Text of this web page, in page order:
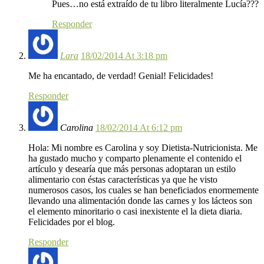
Pues…no está extraído de tu libro literalmente Lucía???
Responder
Lara 18/02/2014 At 3:18 pm
Me ha encantado, de verdad! Genial! Felicidades!
Responder
Carolina 18/02/2014 At 6:12 pm
Hola: Mi nombre es Carolina y soy Dietista-Nutricionista. Me
ha gustado mucho y comparto plenamente el contenido el
artículo y desearía que más personas adoptaran un estilo
alimentario con éstas características ya que he visto
numerosos casos, los cuales se han beneficiados enormemente
llevando una alimentación donde las carnes y los lácteos son
el elemento minoritario o casi inexistente el la dieta diaria.
Felicidades por el blog.
Responder